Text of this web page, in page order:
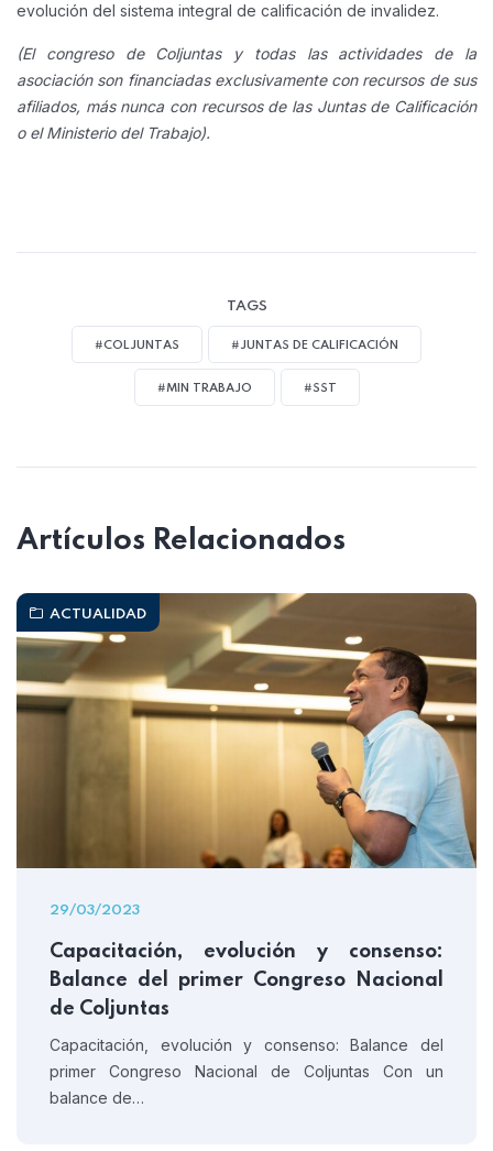
evolución del sistema integral de calificación de invalidez.
(El congreso de Coljuntas y todas las actividades de la
asociación son financiadas exclusivamente con recursos de sus
afiliados, más nunca con recursos de las Juntas de Calificación
o el Ministerio del Trabajo).
TAGS
#COLJUNTAS #JUNTAS DE CALIFICACIÓN
#MIN TRABAJO #SST
Artículos Relacionados
ACTUALIDAD
29/03/2023
Capacitación, evolución y consenso:
Balance del primer Congreso Nacional
de Coljuntas
Capacitación, evolución y consenso: Balance del
primer Congreso Nacional de Coljuntas Con un
balance de…